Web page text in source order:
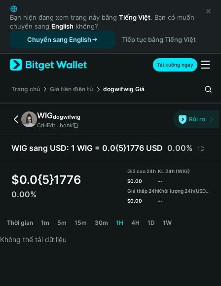
English
日本語
Tiếng Việt
Русский
Español (Latinoamérica)
Türkçe
Français
Deutsch
简体中文
繁體中文
Português (Portugal)
Bahasa Indonesia
ภาษาไทย
Español
Español (Argentina)
Bạn hiện đang xem trang này bằng Tiếng Việt. Bạn có muốn
chuyển sang English không?
Chuyển sang English
Tiếp tục bằng Tiếng Việt
Tải xuống ngay
‌Trang chủ Giá tiền điện tử dogwifwig Giá
WIGdogwifwig
CrHFdt...bonk
Rủi ro
WIG sang USD: 1 WIG = 0.0{5}1776 USD 0.00% 1D
$0.0{5}1776
0.00%
Giá cao 24h
$0.00
Giá thấp 24h
$0.00
KL 24h (WIG)
--
Khối lượng 24h(USDT)
--
Thời gian 1m 5m 15m 30m 1H 4H 1D 1W
Không thể tải dữ liệu